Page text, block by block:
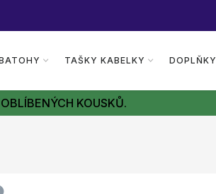
TAŠKY KABELKY DOPLŇKY
KOUSKŮ.